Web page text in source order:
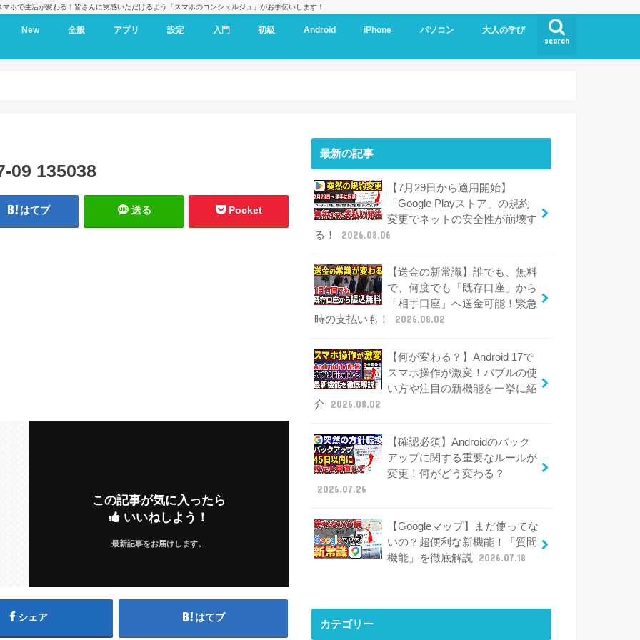
マホで生活が変わる！皆さんに実感いただけるよう「スマホのコンシェルジュ」がお手伝いします！
search
New 全般 アプリ 設定 入門 初級 Android iPhone パソコン 大人の学び
09 135038
はてブ 送る Pocket
この記事が気に入ったら
いいねしよう！
最新記事をお届けします。
シェア はてブ
最新の記事
【7月29日から適用開始】
「Google Playストア」の規約
変更でネットの安全性が崩壊す
る！
2026.08.06
【送金の新常識】誰でも、無料
で、何度でも「既存口座」から
「相手口座」へ送金可能！緊急
時の支払いも！
2026.08.02
【何が変わる？】Android 17で
スマホ操作が激変！バブルの使
い方や注目の新機能を一挙に紹
介
2026.08.02
【確認必須】Androidのバック
アップに関する重要なルールが
変更！何がどう変わる？
2026.07.26
【Googleマップ】まだ使ってな
いの？超便利な新機能！「質問
機能」を徹底解説 2026.07.18
カテゴリー